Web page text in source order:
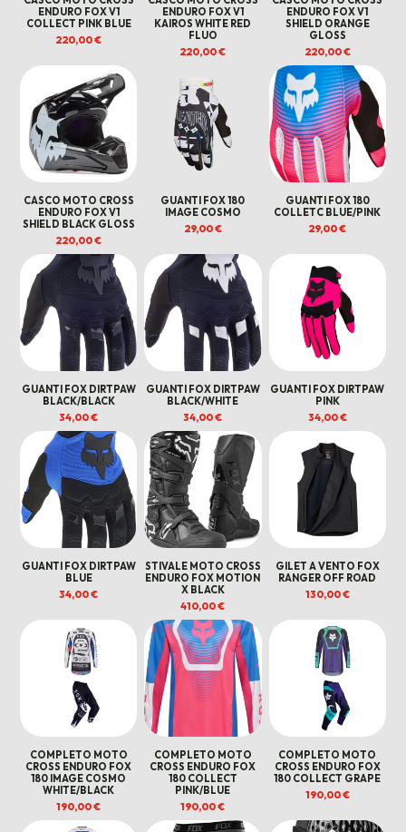
ENDURO FOX V1
COLLECT PINK BLUE
220,00€
ENDURO FOX V1
KAIROS WHITE RED
FLUO
220,00€
ENDURO FOX V1
SHIELD ORANGE
GLOSS
220,00€
CASCO MOTO CROSS
ENDURO FOX V1
SHIELD BLACK GLOSS
220,00€
GUANTI FOX 180
IMAGE COSMO
29,00€
GUANTI FOX 180
COLLETC BLUE/PINK
29,00€
GUANTI FOX DIRTPAW
BLACK/BLACK
34,00€
GUANTI FOX DIRTPAW
BLACK/WHITE
34,00€
GUANTI FOX DIRTPAW
PINK
34,00€
GUANTI FOX DIRTPAW
BLUE
34,00€
STIVALE MOTO CROSS
ENDURO FOX MOTION
X BLACK
410,00€
GILET A VENTO FOX
RANGER OFF ROAD
130,00€
COMPLETO MOTO
CROSS ENDURO FOX
180 IMAGE COSMO
WHITE/BLACK
190,00€
COMPLETO MOTO
CROSS ENDURO FOX
180 COLLECT
PINK/BLUE
190,00€
COMPLETO MOTO
CROSS ENDURO FOX
180 COLLECT GRAPE
190,00€